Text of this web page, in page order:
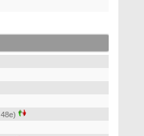
, 48e)